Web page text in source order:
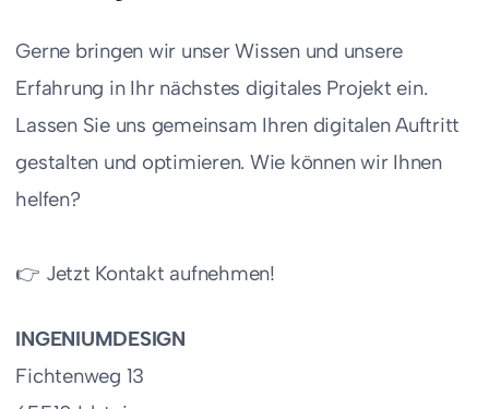
Gerne bringen wir unser Wissen und unsere
Erfahrung in Ihr nächstes digitales Projekt ein.
Lassen Sie uns gemeinsam Ihren digitalen Auftritt
gestalten und optimieren. Wie können wir Ihnen
helfen?
👉 Jetzt Kontakt aufnehmen!
INGENIUMDESIGN
Fichtenweg 13